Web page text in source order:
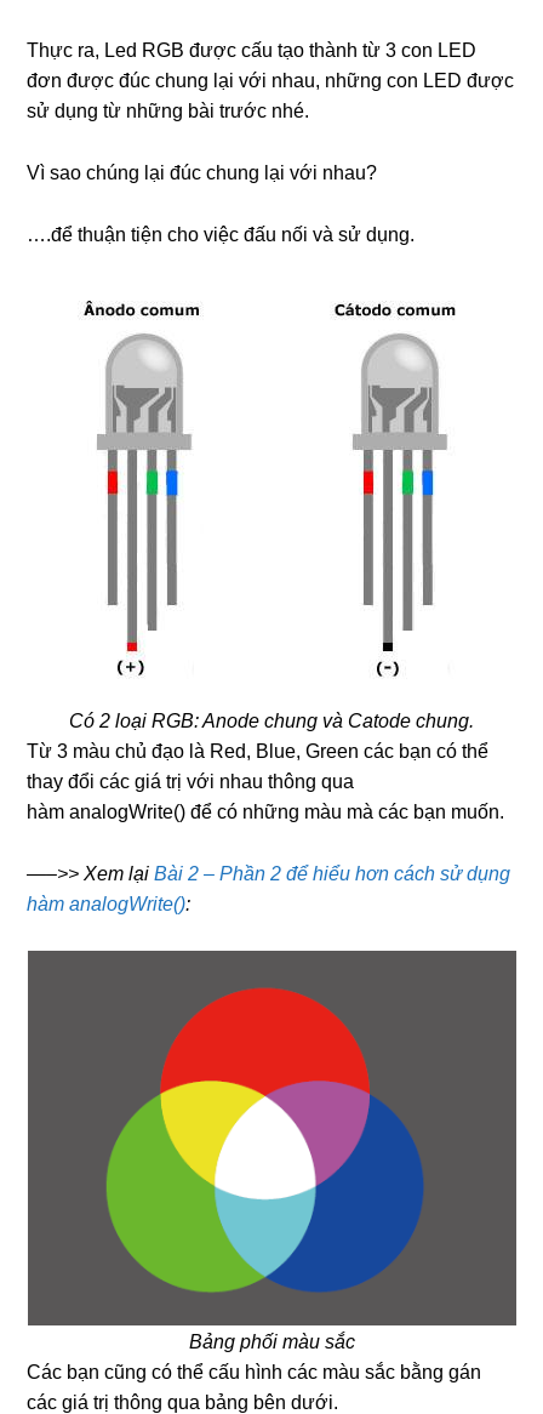
Thực ra, Led RGB được cấu tạo thành từ 3 con LED
đơn được đúc chung lại với nhau, những con LED được
sử dụng từ những bài trước nhé.
Vì sao chúng lại đúc chung lại với nhau?
….để thuận tiện cho việc đấu nối và sử dụng.
Có 2 loại RGB: Anode chung và Catode chung.
Từ 3 màu chủ đạo là Red, Blue, Green các bạn có thể
thay đổi các giá trị với nhau thông qua
hàm analogWrite() để có những màu mà các bạn muốn.
—–>> Xem lạiBài 2 – Phần 2 để hiểu hơn cách sử dụng
hàm analogWrite():
Bảng phối màu sắc
Các bạn cũng có thể cấu hình các màu sắc bằng gán
các giá trị thông qua bảng bên dưới.